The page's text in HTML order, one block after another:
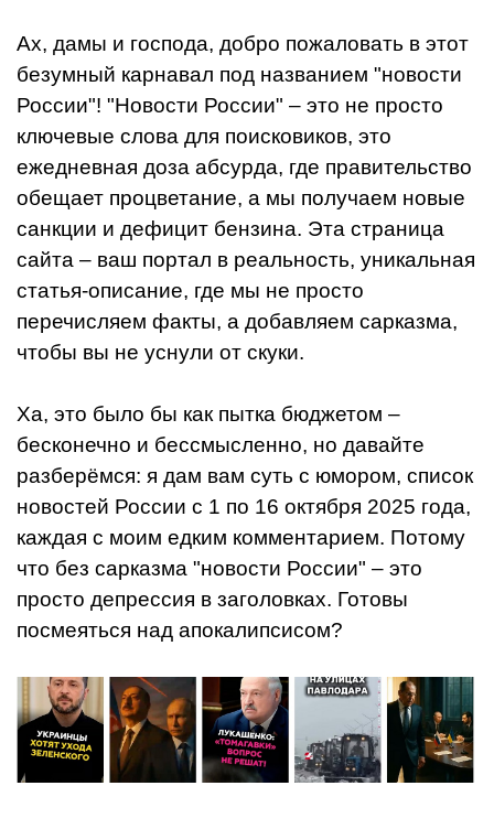
Ах, дамы и господа, добро пожаловать в этот
безумный карнавал под названием "новости
России"! "Новости России" – это не просто
ключевые слова для поисковиков, это
ежедневная доза абсурда, где правительство
обещает процветание, а мы получаем новые
санкции и дефицит бензина. Эта страница
сайта – ваш портал в реальность, уникальная
статья-описание, где мы не просто
перечисляем факты, а добавляем сарказма,
чтобы вы не уснули от скуки.
Ха, это было бы как пытка бюджетом –
бесконечно и бессмысленно, но давайте
разберёмся: я дам вам суть с юмором, список
новостей России с 1 по 16 октября 2025 года,
каждая с моим едким комментарием. Потому
что без сарказма "новости России" – это
просто депрессия в заголовках. Готовы
посмеяться над апокалипсисом?